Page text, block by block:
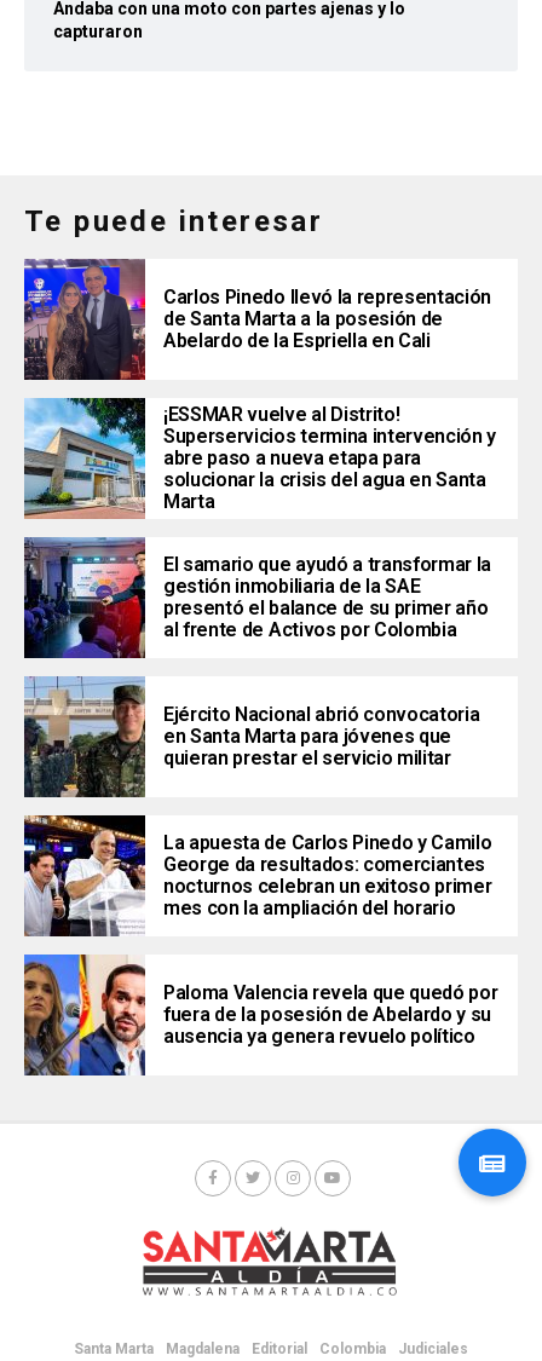
Andaba con una moto con partes ajenas y lo
capturaron
Te puede interesar
Carlos Pinedo llevó la representación
de Santa Marta a la posesión de
Abelardo de la Espriella en Cali
¡ESSMAR vuelve al Distrito!
Superservicios termina intervención y
abre paso a nueva etapa para
solucionar la crisis del agua en Santa
Marta
El samario que ayudó a transformar la
gestión inmobiliaria de la SAE
presentó el balance de su primer año
al frente de Activos por Colombia
Ejército Nacional abrió convocatoria
en Santa Marta para jóvenes que
quieran prestar el servicio militar
La apuesta de Carlos Pinedo y Camilo
George da resultados: comerciantes
nocturnos celebran un exitoso primer
mes con la ampliación del horario
Paloma Valencia revela que quedó por
fuera de la posesión de Abelardo y su
ausencia ya genera revuelo político
Santa Marta Magdalena Editorial Colombia
Judiciales